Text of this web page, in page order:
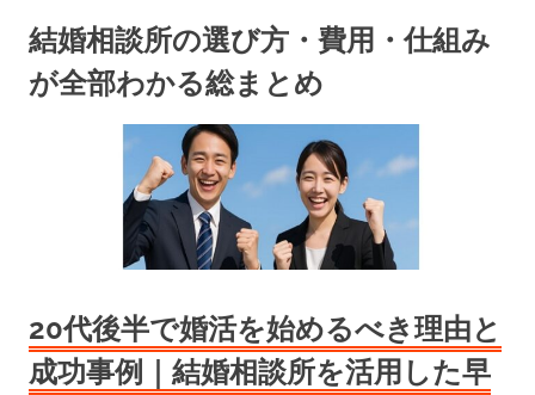
結婚相談所の選び方・費用・仕組み
が全部わかる総まとめ
20代後半で婚活を始めるべき理由と
成功事例｜結婚相談所を活用した早